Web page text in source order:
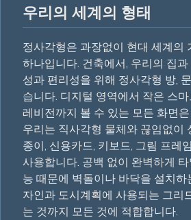
우리의 세계의 형태
정사각형은 과장없이 현대 세계의
하나입니다. 건축에서, 우리의 집
성과 편리성을 위해 정사각형 방,
습니다. 디지털 영역에서 작은 스
레비전까지 볼 수 있는 모든 화면
우리는 직사각형 물체와 끊임없이
종이, 신용카드, 키보드, 그림 프레
사용합니다. 공백 없이 완벽하게
능 때문에 벽돌이나 바닥을 설치하
자인과 도시계획에 사용되는 그리
는 것까지 모든 것에 적합합니다.